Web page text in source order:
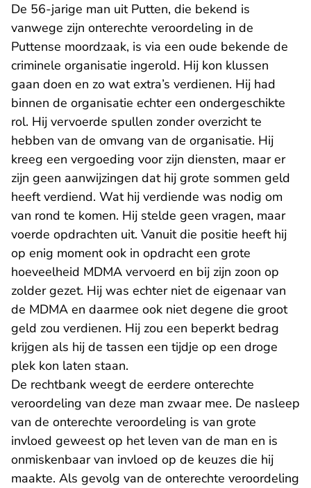
De 56-jarige man uit Putten, die bekend is
vanwege zijn onterechte veroordeling in de
Puttense moordzaak, is via een oude bekende de
criminele organisatie ingerold. Hij kon klussen
gaan doen en zo wat extra’s verdienen. Hij had
binnen de organisatie echter een ondergeschikte
rol. Hij vervoerde spullen zonder overzicht te
hebben van de omvang van de organisatie. Hij
kreeg een vergoeding voor zijn diensten, maar er
zijn geen aanwijzingen dat hij grote sommen geld
heeft verdiend. Wat hij verdiende was nodig om
van rond te komen. Hij stelde geen vragen, maar
voerde opdrachten uit. Vanuit die positie heeft hij
op enig moment ook in opdracht een grote
hoeveelheid MDMA vervoerd en bij zijn zoon op
zolder gezet. Hij was echter niet de eigenaar van
de MDMA en daarmee ook niet degene die groot
geld zou verdienen. Hij zou een beperkt bedrag
krijgen als hij de tassen een tijdje op een droge
plek kon laten staan.
De rechtbank weegt de eerdere onterechte
veroordeling van deze man zwaar mee. De nasleep
van de onterechte veroordeling is van grote
invloed geweest op het leven van de man en is
onmiskenbaar van invloed op de keuzes die hij
maakte. Als gevolg van de onterechte veroordeling